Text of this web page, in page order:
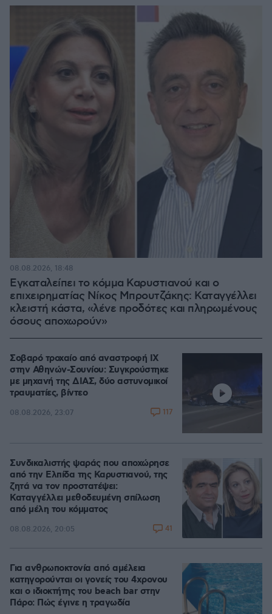
Εγκαταλείπει το κόμμα Καρυστιανού και ο
επιχειρηματίας Νίκος Μπρουτζάκης: Καταγγέλλει
κλειστή κάστα, «λένε προδότες και πληρωμένους
όσους αποχωρούν»
08.08.2026, 18:48
Σοβαρό τροχαίο από αναστροφή ΙΧ
στην Αθηνών-Σουνίου: Συγκρούστηκε
με μηχανή της ΔΙΑΣ, δύο αστυνομικοί
τραυματίες, βίντεο
08.08.2026, 23:07 117
Συνδικαλιστής ψαράς που αποχώρησε
από την Ελπίδα της Καρυστιανού, της
ζητά να τον προστατέψει:
Καταγγέλλει μεθοδευμένη σπίλωση
από μέλη του κόμματος
08.08.2026, 20:05 41
Για ανθρωποκτονία από αμέλεια
κατηγορούνται οι γονείς του 4χρονου
και ο ιδιοκτήτης του beach bar στην
Πάρο: Πώς έγινε η τραγωδία